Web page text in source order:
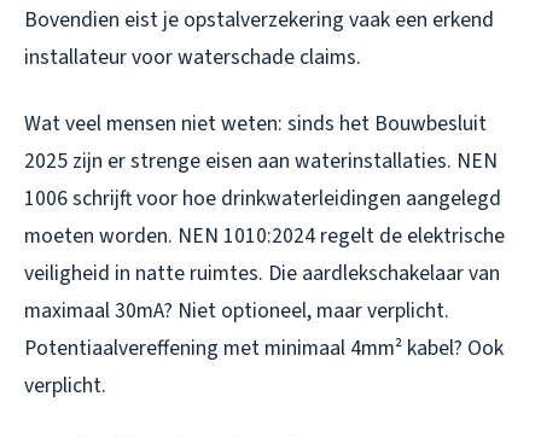
Bovendien eist je opstalverzekering vaak een erkend
installateur voor waterschade claims.
Wat veel mensen niet weten: sinds het Bouwbesluit
2025 zijn er strenge eisen aan waterinstallaties. NEN
1006 schrijft voor hoe drinkwaterleidingen aangelegd
moeten worden. NEN 1010:2024 regelt de elektrische
veiligheid in natte ruimtes. Die aardlekschakelaar van
maximaal 30mA? Niet optioneel, maar verplicht.
Potentiaalvereffening met minimaal 4mm² kabel? Ook
verplicht.